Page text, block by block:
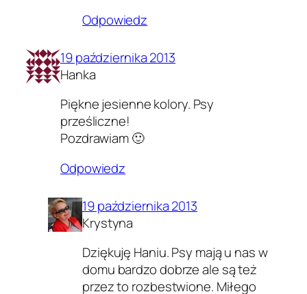
Odpowiedz
19 października 2013
Hanka
Piękne jesienne kolory. Psy
prześliczne!
Pozdrawiam 🙂
Odpowiedz
19 października 2013
Krystyna
Dziękuję Haniu. Psy mają u nas w
domu bardzo dobrze ale są też
przez to rozbestwione. Miłego